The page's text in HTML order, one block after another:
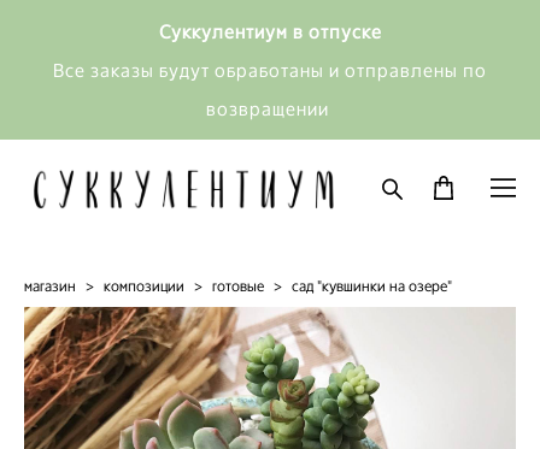
Суккулентиум в отпуске
Все заказы будут обработаны и отправлены по
возвращении
магазин > композиции > готовые > сад "кувшинки на озере"